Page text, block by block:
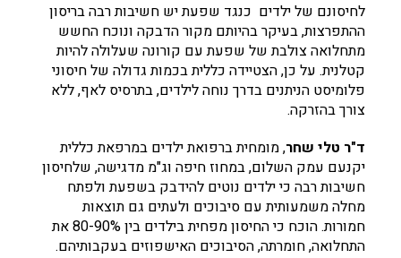
לחיסונם של ילדים כנגד שפעת יש חשיבות רבה בריסון
ההתפרצות, בעיקר בהיותם מקור הדבקה ונוכח החשש
מתחלואה צולבת של שפעת עם קורונה שעלולה להיות
קטלנית. על כן, הצטיידה כללית בכמות גדולה של חיסוני
פלומיסט הניתנים בדרך נוחה לילדים, בתרסיס לאף, ללא
צורך בהזרקה.
ד"ר טלי שחר, מומחית ברפואת ילדים במרפאת כללית
יקנעם עמק השלום, במחוז חיפה וג"מ מדגישה, שלחיסון
חשיבות רבה כי ילדים נוטים להידבק בשפעת ולפתח
מחלה משמעותית עם סיבוכים ולעתים גם תוצאות
חמורות. הוכח כי החיסון מפחית בילדים בין 80-90% את
התחלואה, חומרתה, הסיבוכים האישפוזים בעקבותיהם.